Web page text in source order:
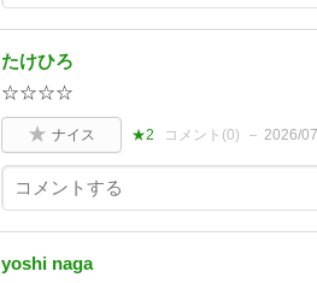
たけひろ
☆☆☆☆
ナイス ★2 コメント(0) 2026/
yoshi naga